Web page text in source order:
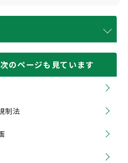
のページも見ています
制法